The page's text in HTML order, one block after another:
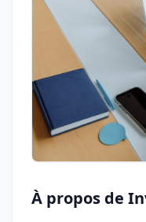
À propos de